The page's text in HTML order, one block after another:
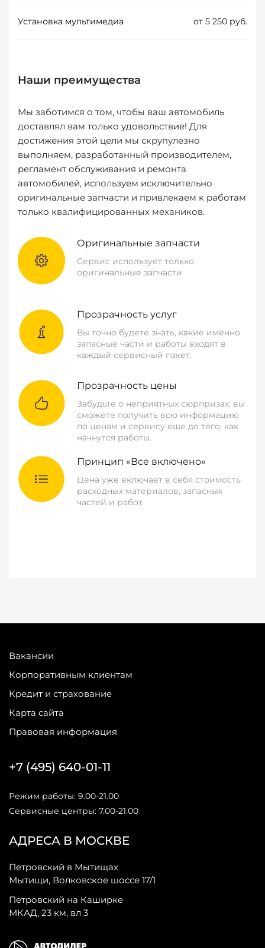
Установка мультимедиа от 5 250 руб.
Наши преимущества
Мы заботимся о том, чтобы ваш автомобиль
доставлял вам только удовольствие! Для
достижения этой цели мы скрупулезно
выполняем, разработанный производителем,
регламент обслуживания и ремонта
автомобилей, используем исключительно
оригинальные запчасти и привлекаем к работам
только квалифицированных механиков.
Оригинальные запчасти
Сервис использует только
оригинальные запчасти
Прозрачность услуг
Вы точно будете знать, какие именно
запасные части и работы входят в
каждый сервисный пакет.
Прозрачность цены
Забудьте о неприятных сюрпризах: вы
сможете получить всю информацию
по ценам и сервису еще до того, как
начнутся работы.
Принцип «Все включено»
Цена уже включает в себя стоимость
расходных материалов, запасных
частей и работ.
Вакансии
Корпоративным клиентам
Кредит и страхование
Карта сайта
Правовая информация
АДРЕСА В МОСКВЕ
Петровский в Мытищах
Мытищи, Волковское шоссе 17/1
Петровский на Каширке
МКАД, 23 км, вл 3
+7 (495) 640-01-11
Режим работы: 9.00-21.00
Сервисные центры: 7.00-21.00